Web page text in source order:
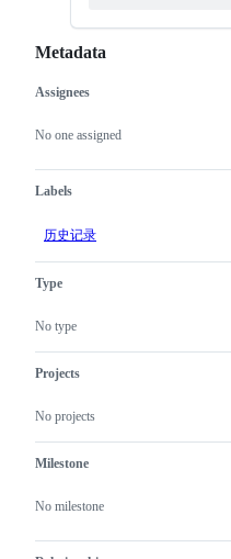
Metadata
Metadata
Assignees
No one assigned
Labels
历史记录
Type
No type
Projects
No projects
Milestone
No milestone
Issue
actions